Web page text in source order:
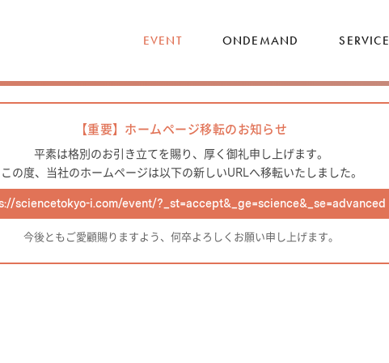
EVENT ONDEMAND SERVICE
【重要】ホームページ移転のお知らせ
平素は格別のお引き立てを賜り、厚く御礼申し上げます。
この度、当社のホームページは以下の新しいURLへ移転いたしました。
sciencetokyo-i.com/event/?_st=accept&_ge=science&_se=advanced
今後ともご愛顧賜りますよう、何卒よろしくお願い申し上げます。